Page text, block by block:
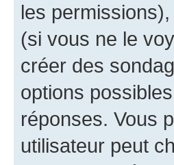
les
(si vous ne le
créer des
options
réponses. Vous
utilisateur peut